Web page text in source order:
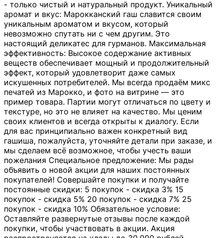
- только чистый и натуральный продукт. Уникальный
аромат и вкус: Марокканский гаш славится своим
уникальным ароматом и вкусом, который
невозможно спутать ни с чем другим. Это
настоящий деликатес для гурманов. Максимальная
эффективность: Высокое содержание активных
веществ обеспечивает мощный и продолжительный
эффект, который удовлетворит даже самых
искушенных потребителей. Мы всегда продаём микс
печатей из Марокко, и фото на витрине — это
пример товара. Партии могут отличаться по цвету и
текстуре, но это не влияет на качество. Мы ценим
своих клиентов и всегда открыты к диалогу. Если
для вас принципиально важен конкретный вид
гашиша, пожалуйста, уточняйте детали при заказе, и
мы сделаем всё возможное, чтобы учесть ваши
пожелания Специальное предложение: Мы рады
объявить о новой акции для наших постоянных
покупателей! Совершайте покупки и получайте
постоянные скидки: 5 покупок - скидка 3% 15
покупок - скидка 5% 20 покупок - скидка 7% 25
покупок - скидка 10% Обязательное условие:
Оставляйте развернутые отзывы после каждой
покупки, чтобы участвовать в акции. Акция